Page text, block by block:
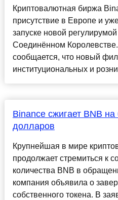
Криптовалютная биржа
присутствие в Европе и
запуске новой
Соединённом Королевстве.
сообщается, что новый
институциональных и
Binance сжигает BNB
долларов
Крупнейшая в мире
продолжает стремиться к
количества BNB в
компания объявила о
собственного токена. В